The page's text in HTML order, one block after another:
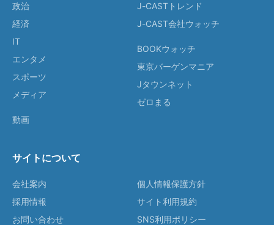
政治
経済
IT
エンタメ
スポーツ
メディア
動画
J-CASTトレンド
J-CAST会社ウォッチ
BOOKウォッチ
東京バーゲンマニア
Jタウンネット
ゼロまる
サイトについて
会社案内
採用情報
お問い合わせ
個人情報保護方針
サイト利用規約
SNS利用ポリシー